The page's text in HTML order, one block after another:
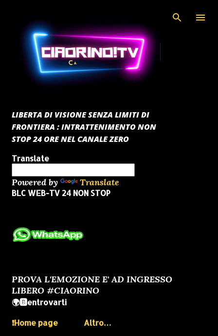
LIBERTA DI VISIONE SENZA LIMITI DI
FRONTIERA : INTRATTENIMENTO NON
STOP 24 ORE NEL CANALE ZERO
Translate
Powered by Translate
BLC WEB-TV 24 NON STOP
PROVA L'EMOZIONE E' AD INGRESSO
LIBERO #CIAORINO
🌍🅱️entrovarti
❗️Home page
Altro…